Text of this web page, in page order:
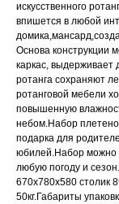
искусственного
впишется в любой
Основа конструкции
каркас, выдерживает
ротанга сохраняют
ротанговой мебели
повышенную
небом.Набор
подарка для
юбилей.Набор можно
любую погоду и
670х780х580 столик
50кг.Габариты